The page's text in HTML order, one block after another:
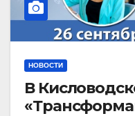
НОВОСТИ
В